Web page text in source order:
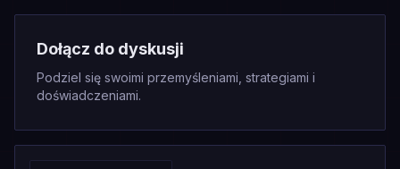
Dołącz do dyskusji
Podziel się swoimi przemyśleniami, strategiami i
doświadczeniami.